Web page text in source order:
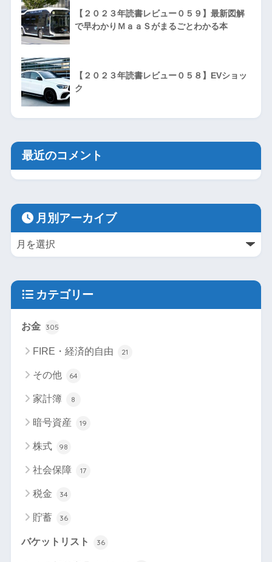
【２０２３年読書レビュー０５９】最新図解
で早わかりＭａａＳがまるごとわかる本
【２０２３年読書レビュー０５８】EVショッ
ク
最近のコメント
月別アーカイブ
カテゴリー
お金 305
FIRE・経済的自由 21
その他 64
家計簿 8
暗号資産 19
株式 98
社会保障 17
税金 34
貯蓄 36
バケットリスト 36